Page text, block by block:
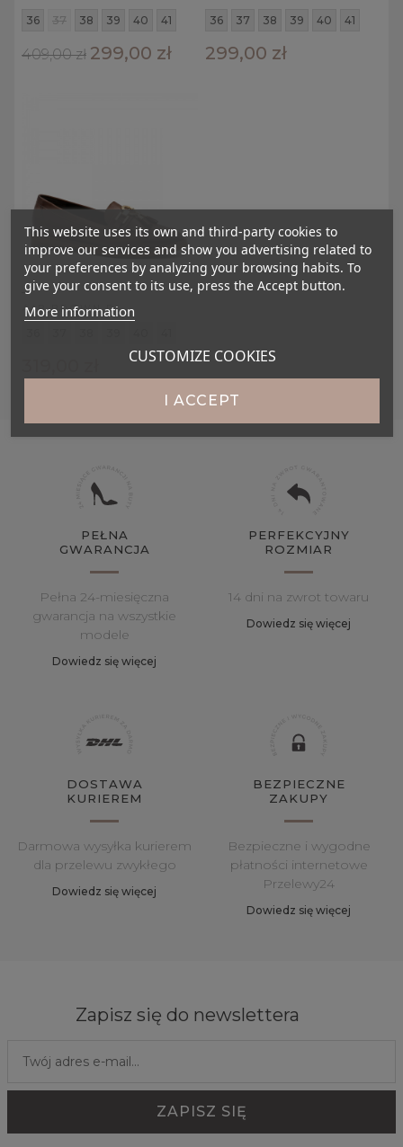
36 37 38 39 40 41
409,00 zł 299,00 zł
36 37 38 39 40 41
299,00 zł
_
44B BROWN P
PEŁNA
GWARANCJA
Pełna 24-miesięczna
gwarancja na wszystkie
modele
Dowiedz się więcej
PERFEKCYJNY
ROZMIAR
14 dni na zwrot towaru
Dowiedz się więcej
DOSTAWA
KURIEREM
Darmowa wysyłka kurierem
dla przelewu zwykłego
Dowiedz się więcej
BEZPIECZNE
ZAKUPY
Bezpieczne i wygodne
płatności internetowe
Przelewy24
Dowiedz się więcej
Zapisz się do newslettera
This website uses its own and third-party cookies to
improve our services and show you advertising related to
your preferences by analyzing your browsing habits. To
give your consent to its use, press the Accept button.
More information
CUSTOMIZE COOKIES
I ACCEPT